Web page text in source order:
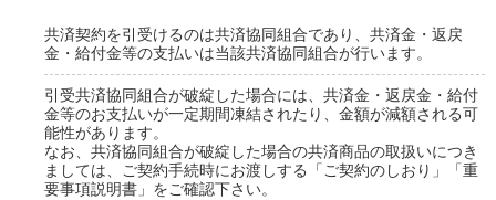
共済契約を引受けるのは共済協同組合であり、共済金・返戻
金・給付金等の支払いは当該共済協同組合が行います。
引受共済協同組合が破綻した場合には、共済金・返戻金・給付
金等のお支払いが一定期間凍結されたり、金額が減額される可
能性があります。
なお、共済協同組合が破綻した場合の共済商品の取扱いにつき
ましては、ご契約手続時にお渡しする「ご契約のしおり」「重
要事項説明書」をご確認下さい。